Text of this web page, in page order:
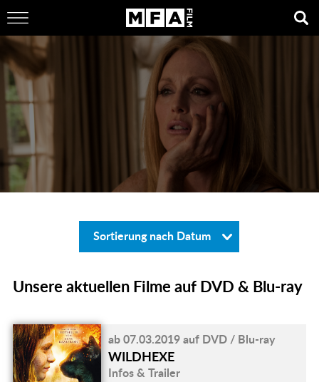
Sortierung nach Datum
Unsere aktuellen Filme auf DVD & Blu-ray
ab 07.03.2019 auf DVD / Blu-ray
WILDHEXE
Infos & Trailer